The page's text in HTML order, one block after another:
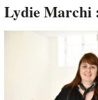
Lydie Marchi